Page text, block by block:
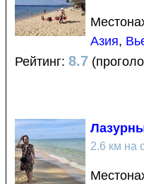
Азия,
Рейтинг: 8.7
2.6 км на